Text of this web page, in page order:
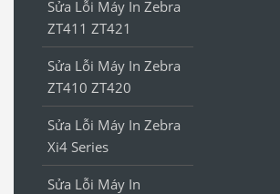
Sửa Lỗi Máy In Zebra
ZT411 ZT421
Sửa Lỗi Máy In Zebra
ZT410 ZT420
Sửa Lỗi Máy In Zebra
Xi4 Series
Sửa Lỗi Máy In